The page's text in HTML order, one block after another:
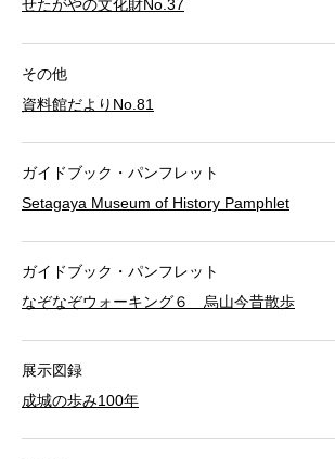
せたがやの文化財No.37
その他
資料館だよりNo.81
ガイドブック・パンフレット
Setagaya Museum of History Pamphlet
ガイドブック・パンフレット
なぞなぞウォーキング６ 烏山今昔散歩
展示図録
成城の歩み100年